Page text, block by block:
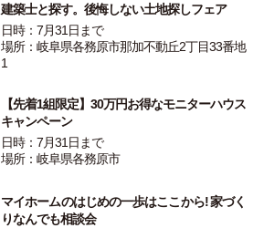
建築士と探す。後悔しない土地探しフェア
日時：7月31日まで
場所：岐阜県各務原市那加不動丘2丁目33番地
1
【先着1組限定】30万円お得なモニターハウス
キャンペーン
日時：7月31日まで
場所：岐阜県各務原市
マイホームのはじめの一歩はここから! 家づく
りなんでも相談会